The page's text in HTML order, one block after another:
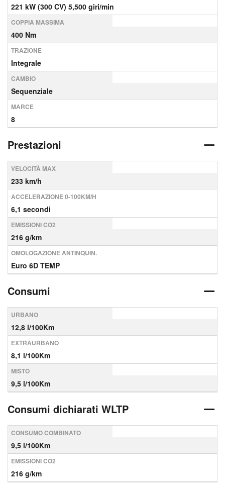
221 kW (300 CV) 5,500 giri/min
COPPIA MASSIMA
400 Nm
TRAZIONE
Integrale
CAMBIO
Sequenziale
MARCE
8
Prestazioni
VELOCITÀ MAX
233 km/h
ACCELERAZIONE 0-100KM/H
6,1 secondi
EMISSIONI CO2
216 g/km
OMOLOGAZIONE ANTINQUIN.
Euro 6D TEMP
Consumi
URBANO
12,8 l/100Km
EXTRAURBANO
8,1 l/100Km
MISTO
9,5 l/100Km
Consumi dichiarati WLTP
CONSUMO COMBINATO
9,5 l/100Km
EMISSIONI CO2
216 g/km